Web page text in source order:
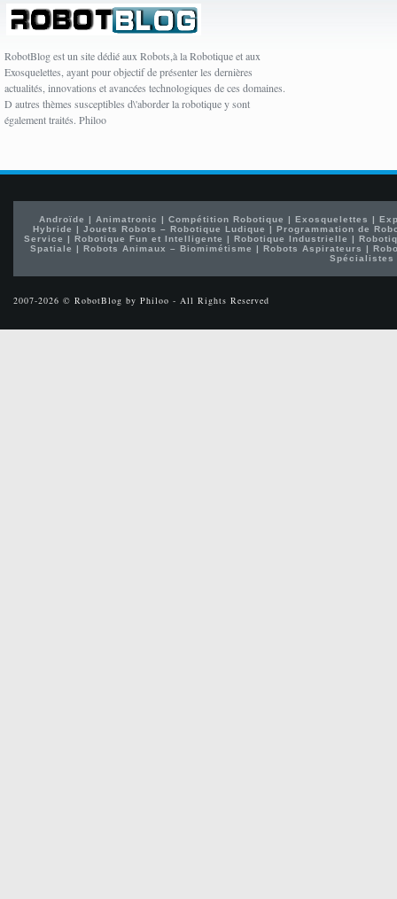
RobotBlog est un site dédié aux Robots,à la Robotique et aux
Exosquelettes, ayant pour objectif de présenter les dernières
actualités, innovations et avancées technologiques de ces domaines.
D autres thèmes susceptibles d\'aborder la robotique y sont
également traités. Philoo
Androïde | Animatronic | Compétition Robotique | Exosquelettes |
Hybride |Jouets Robots – Robotique Ludique |Programmation de
Service | Robotique Fun et Intelligente | Robotique Industrielle |
Spatiale | Robots Animaux – Biomimétisme | Robots Aspirateurs |
Spécialistes
2007-2026 © RobotBlog by Philoo - All Rights Reserved